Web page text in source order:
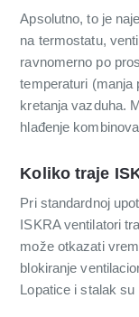
Apsolutno, to je
na termostatu,
ravnomerno po
temperaturi (manja
kretanja vazduha.
hlađenje
Koliko traje
Pri standardnoj
ISKRA ventilatori
može otkazati
blokiranje
Lopatice i stalak su